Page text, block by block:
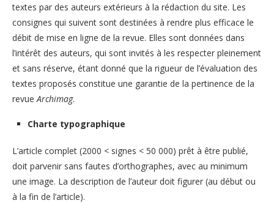
textes par des auteurs extérieurs à la rédaction du site. Les
consignes qui suivent sont destinées à rendre plus efficace le
débit de mise en ligne de la revue. Elles sont données dans
l’intérêt des auteurs, qui sont invités à les respecter pleinement
et sans réserve, étant donné que la rigueur de l’évaluation des
textes proposés constitue une garantie de la pertinence de la
revue Archimag.
Charte typographique
L’article complet (2000 < signes < 50 000) prêt à être publié,
doit parvenir sans fautes d’orthographes, avec au minimum
une image. La description de l’auteur doit figurer (au début ou
à la fin de l’article).